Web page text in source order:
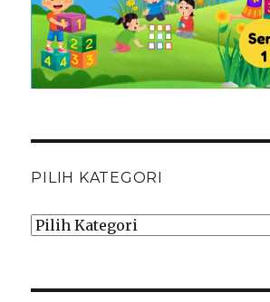
PILIH KATEGORI
Pilih